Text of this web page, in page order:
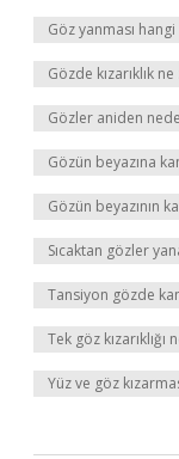
Göz yanması
Gözde kızarıklık
Gözler aniden
Gözün beyazına
Gözün beyazının
Sıcaktan gözler
Tansiyon gözde
Tek göz
Yüz ve göz